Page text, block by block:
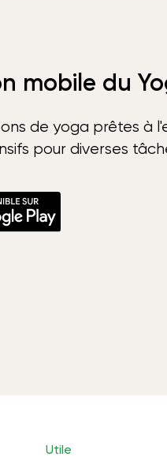
mobile du
de yoga prêtes à
pour diverses
Utile